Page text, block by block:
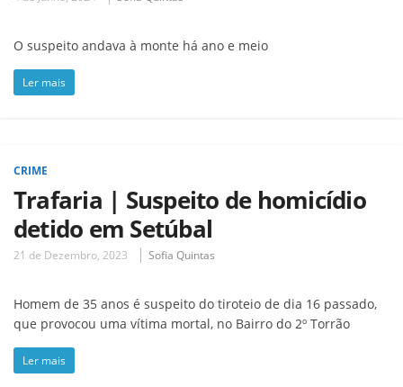
O suspeito andava à monte há ano e meio
Ler mais
CRIME
Trafaria | Suspeito de homicídio
detido em Setúbal
21 de Dezembro, 2023 Sofia Quintas
Homem de 35 anos é suspeito do tiroteio de dia 16 passado,
que provocou uma vítima mortal, no Bairro do 2º Torrão
Ler mais